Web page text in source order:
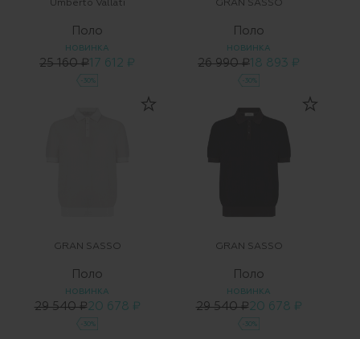
Umberto Vallati
Поло
НОВИНКА
25 160 ₽17 612 ₽
-30%
GRAN SASSO
Поло
НОВИНКА
26 990 ₽18 893 ₽
-30%
GRAN SASSO
Поло
НОВИНКА
29 540 ₽20 678 ₽
-30%
GRAN SASSO
Поло
НОВИНКА
29 540 ₽20 678 ₽
-30%